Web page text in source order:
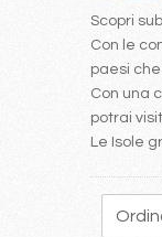
Scopri
Con le
paesi
Con una
potrai
Le Isole
21